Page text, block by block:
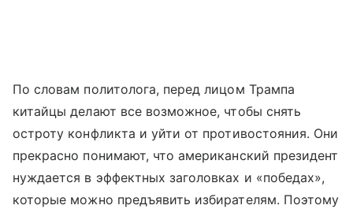
По словам политолога, перед лицом Трампа
китайцы делают все возможное, чтобы снять
остроту конфликта и уйти от противостояния. Они
прекрасно понимают, что американский президент
нуждается в эффектных заголовках и «победах»,
которые можно предъявить избирателям. Поэтому